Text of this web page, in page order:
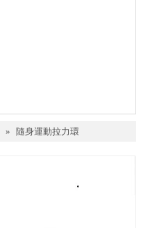
» 隨身運動拉力環